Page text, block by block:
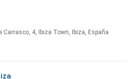
Carrasco, 4, Ibiza Town, Ibiza, España